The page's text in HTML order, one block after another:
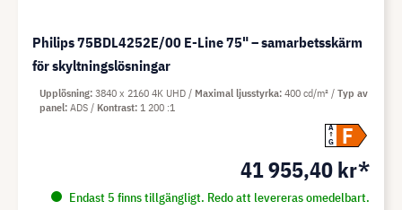
Philips 75BDL4252E/00 E-Line 75" – samarbetsskärm
för skyltningslösningar
A
G
F
41 955,40 kr*
Endast 5 finns tillgängligt. Redo att levereras omedelbart.
Upplösning 3840 x 2160 4K UHD Maximal ljusstyrka 400 cd/m²
Typ av
panel ADS Kontrast 1 200 :1